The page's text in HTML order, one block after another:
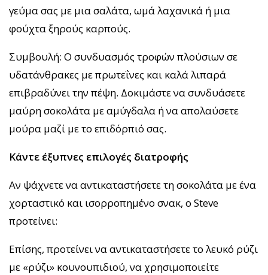
γεύμα σας με μια σαλάτα, ωμά λαχανικά ή μια
φούχτα ξηρούς καρπούς.
Συμβουλή: Ο συνδυασμός τροφών πλούσιων σε
υδατάνθρακες με πρωτεΐνες και καλά λιπαρά
επιβραδύνει την πέψη. Δοκιμάστε να συνδυάσετε
μαύρη σοκολάτα με αμύγδαλα ή να απολαύσετε
μούρα μαζί με το επιδόρπιό σας.
Κάντε έξυπνες επιλογές διατροφής
Αν ψάχνετε να αντικαταστήσετε τη σοκολάτα με ένα
χορταστικό και ισορροπημένο σνακ, ο Steve
προτείνει:
Επίσης, προτείνει να αντικαταστήσετε το λευκό ρύζι
με «ρύζι» κουνουπιδιού, να χρησιμοποιείτε